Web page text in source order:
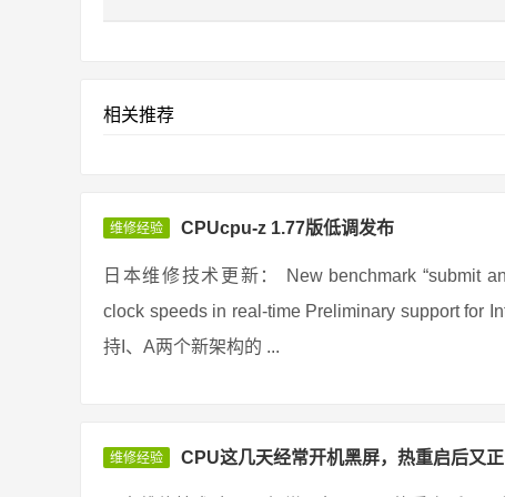
相关推荐
维修经验 CPUcpu-z 1.77版低调发布
日本维修技术更新： New benchmark “submit
clock speeds in real-time Preliminary support for
持I、A两个新架构的 ...
维修经验 CPU这几天经常开机黑屏，热重启后又